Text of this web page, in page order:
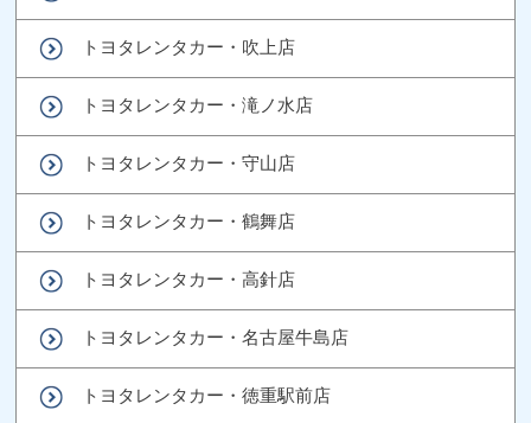
トヨタレンタカー・吹上店
トヨタレンタカー・滝ノ水店
トヨタレンタカー・守山店
トヨタレンタカー・鶴舞店
トヨタレンタカー・高針店
トヨタレンタカー・名古屋牛島店
トヨタレンタカー・徳重駅前店